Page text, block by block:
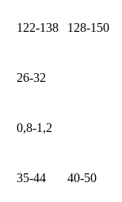
122-138 128-150
26-32
0,8-1,2
35-44 40-50